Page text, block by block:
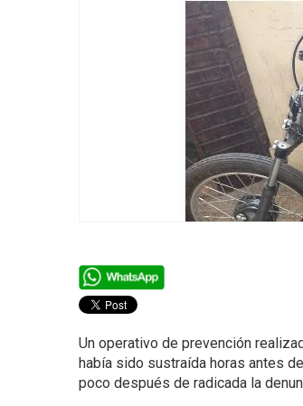
Un operativo de prevención
había sido sustraída horas antes
poco después de radicada la